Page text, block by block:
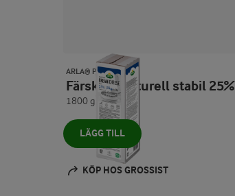
ARLA® PRO
Färskost naturell stabil 25%
1800 g
LÄGG TILL
KÖP HOS GROSSIST